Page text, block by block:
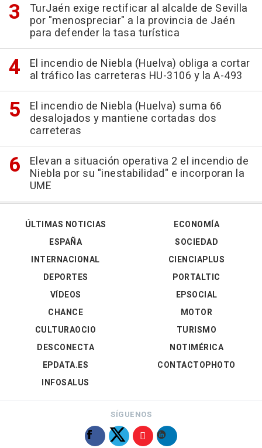
TurJaén exige rectificar al alcalde de Sevilla
por "menospreciar" a la provincia de Jaén
para defender la tasa turística
El incendio de Niebla (Huelva) obliga a cortar
al tráfico las carreteras HU-3106 y la A-493
El incendio de Niebla (Huelva) suma 66
desalojados y mantiene cortadas dos
carreteras
Elevan a situación operativa 2 el incendio de
Niebla por su "inestabilidad" e incorporan la
UME
ÚLTIMAS NOTICIAS
ESPAÑA
INTERNACIONAL
DEPORTES
VÍDEOS
ECONOMÍA
SOCIEDAD
CIENCIAPLUS
PORTALTIC
EPSOCIAL
CHANCE
CULTURAOCIO
DESCONECTA
EPDATA.ES
INFOSALUS
MOTOR
TURISMO
NOTIMÉRICA
CONTACTOPHOTO
SÍGUENOS